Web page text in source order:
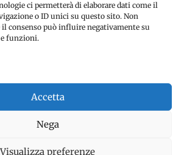
ci permetterà di elaborare dati come il
o ID unici su questo sito. Non
consenso può influire negativamente su
funzioni.
Accetta
Nega
Visualizza preferenze
2026 | SPETTACOLI EVENTI - CIVITANOVA
- Partita iva: 01907890436 | ALL RIGHTS
| Made with ❤️ by